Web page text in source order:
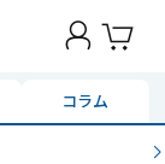
コラム